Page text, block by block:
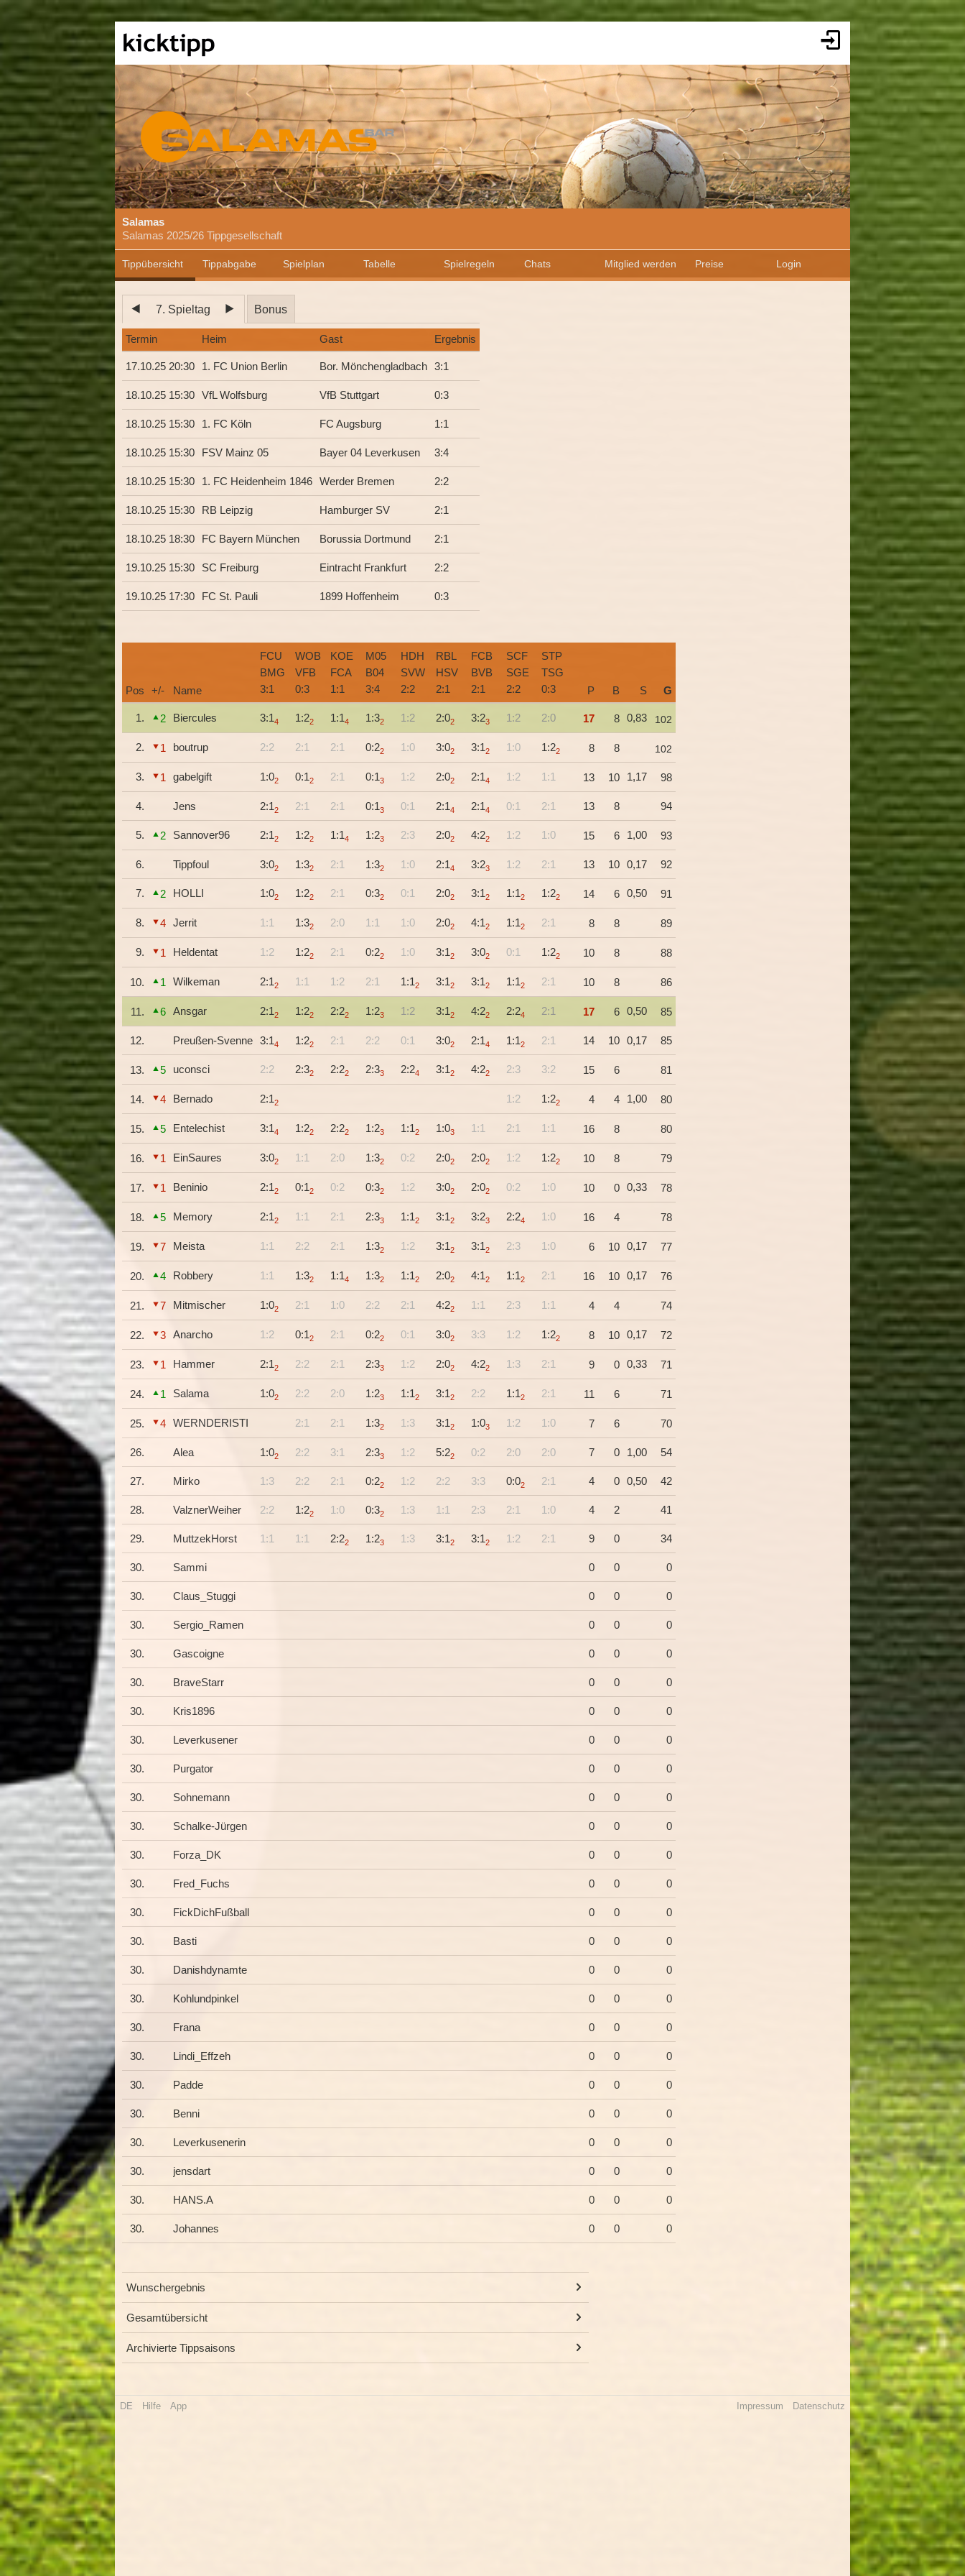
Salamas
Salamas 2025/26 Tippgesellschaft
Tippübersicht Tippabgabe Spielplan Tabelle Spielregeln Chats Mitglied werden Preise Login
7. Spieltag Bonus
Termin Heim Gast Ergebnis
17.10.25 20:30 1. FC Union Berlin Bor. Mönchengladbach 3:1
18.10.25 15:30 VfL Wolfsburg VfB Stuttgart 0:3
18.10.25 15:30 1. FC Köln FC Augsburg 1:1
18.10.25 15:30 FSV Mainz 05 Bayer 04 Leverkusen 3:4
18.10.25 15:30 1. FC Heidenheim 1846 Werder Bremen 2:2
18.10.25 15:30 RB Leipzig Hamburger SV 2:1
18.10.25 18:30 FC Bayern München Borussia Dortmund 2:1
19.10.25 15:30 SC Freiburg Eintracht Frankfurt 2:2
19.10.25 17:30 FC St. Pauli 1899 Hoffenheim 0:3
Pos +/- Name
FCU
BMG
3:1
WOB
VFB
0:3
KOE
FCA
1:1
M05
B04
3:4
HDH
SVW
2:2
RBL
HSV
2:1
FCB
BVB
2:1
SCF
SGE
2:2
STP
TSG
0:3 P B S G
1. 2 Biercules 3:14 1:22 1:14 1:32 1:2 2:02 3:23 1:2 2:0 17 8 0,83 102
2. 1 boutrup 2:2 2:1 2:1 0:22 1:0 3:02 3:12 1:0 1:22 8 8 102
3. 1 gabelgift 1:02 0:12 2:1 0:13 1:2 2:02 2:14 1:2 1:1 13 10 1,17 98
4. Jens 2:12 2:1 2:1 0:13 0:1 2:14 2:14 0:1 2:1 13 8 94
5. 2 Sannover96 2:12 1:22 1:14 1:23 2:3 2:02 4:22 1:2 1:0 15 6 1,00 93
6. Tippfoul 3:02 1:32 2:1 1:32 1:0 2:14 3:23 1:2 2:1 13 10 0,17 92
7. 2 HOLLI 1:02 1:22 2:1 0:32 0:1 2:02 3:12 1:12 1:22 14 6 0,50 91
8. 4 Jerrit 1:1 1:32 2:0 1:1 1:0 2:02 4:12 1:12 2:1 8 8 89
9. 1 Heldentat 1:2 1:22 2:1 0:22 1:0 3:12 3:02 0:1 1:22 10 8 88
10. 1 Wilkeman 2:12 1:1 1:2 2:1 1:12 3:12 3:12 1:12 2:1 10 8 86
11. 6 Ansgar 2:12 1:22 2:22 1:23 1:2 3:12 4:22 2:24 2:1 17 6 0,50 85
12. Preußen-Svenne 3:14 1:22 2:1 2:2 0:1 3:02 2:14 1:12 2:1 14 10 0,17 85
13. 5 uconsci 2:2 2:32 2:22 2:33 2:24 3:12 4:22 2:3 3:2 15 6 81
14. 4 Bernado 2:12 1:2 1:22 4 4 1,00 80
15. 5 Entelechist 3:14 1:22 2:22 1:23 1:12 1:03 1:1 2:1 1:1 16 8 80
16. 1 EinSaures 3:02 1:1 2:0 1:32 0:2 2:02 2:02 1:2 1:22 10 8 79
17. 1 Beninio 2:12 0:12 0:2 0:32 1:2 3:02 2:02 0:2 1:0 10 0 0,33 78
18. 5 Memory 2:12 1:1 2:1 2:33 1:12 3:12 3:23 2:24 1:0 16 4 78
19. 7 Meista 1:1 2:2 2:1 1:32 1:2 3:12 3:12 2:3 1:0 6 10 0,17 77
20. 4 Robbery 1:1 1:32 1:14 1:32 1:12 2:02 4:12 1:12 2:1 16 10 0,17 76
21. 7 Mitmischer 1:02 2:1 1:0 2:2 2:1 4:22 1:1 2:3 1:1 4 4 74
22. 3 Anarcho 1:2 0:12 2:1 0:22 0:1 3:02 3:3 1:2 1:22 8 10 0,17 72
23. 1 Hammer 2:12 2:2 2:1 2:33 1:2 2:02 4:22 1:3 2:1 9 0 0,33 71
24. 1 Salama 1:02 2:2 2:0 1:23 1:12 3:12 2:2 1:12 2:1 11 6 71
25. 4 WERNDERISTI 2:1 2:1 1:32 1:3 3:12 1:03 1:2 1:0 7 6 70
26. Alea 1:02 2:2 3:1 2:33 1:2 5:22 0:2 2:0 2:0 7 0 1,00 54
27. Mirko 1:3 2:2 2:1 0:22 1:2 2:2 3:3 0:02 2:1 4 0 0,50 42
28. ValznerWeiher 2:2 1:22 1:0 0:32 1:3 1:1 2:3 2:1 1:0 4 2 41
29. MuttzekHorst 1:1 1:1 2:22 1:23 1:3 3:12 3:12 1:2 2:1 9 0 34
30. Sammi 0 0 0
30. Claus_Stuggi 0 0 0
30. Sergio_Ramen 0 0 0
30. Gascoigne 0 0 0
30. BraveStarr 0 0 0
30. Kris1896 0 0 0
30. Leverkusener 0 0 0
30. Purgator 0 0 0
30. Sohnemann 0 0 0
30. Schalke-Jürgen 0 0 0
30. Forza_DK 0 0 0
30. Fred_Fuchs 0 0 0
30. FickDichFußball 0 0 0
30. Basti 0 0 0
30. Danishdynamte 0 0 0
30. Kohlundpinkel 0 0 0
30. Frana 0 0 0
30. Lindi_Effzeh 0 0 0
30. Padde 0 0 0
30. Benni 0 0 0
30. Leverkusenerin 0 0 0
30. jensdart 0 0 0
30. HANS.A 0 0 0
30. Johannes 0 0 0
Wunschergebnis
Gesamtübersicht
Archivierte Tippsaisons
DE Hilfe App Impressum Datenschutz